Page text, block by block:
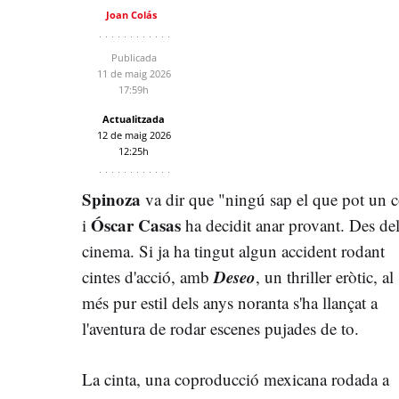
Joan Colás
Publicada
11 de maig 2026
17:59h
Actualitzada
12 de maig 2026
12:25h
Spinoza va dir que "ningú sap el que pot un
i Óscar Casas ha decidit anar provant. Des del
cinema. Si ja ha tingut algun accident rodant
cintes d'acció, amb Deseo, un thriller eròtic, al
més pur estil dels anys noranta s'ha llançat a
l'aventura de rodar escenes pujades de to.
La cinta, una coproducció mexicana rodada a